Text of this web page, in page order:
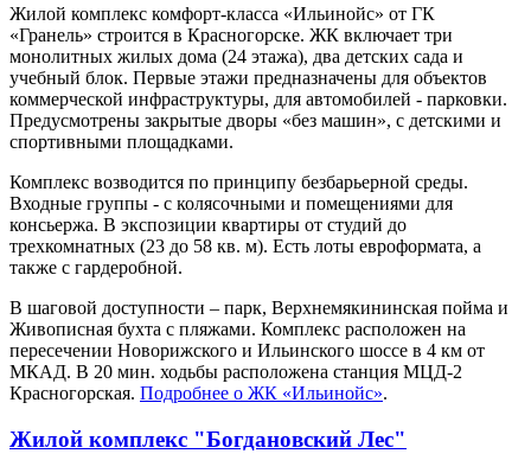
Жилой комплекс комфорт-класса «Ильинойс» от ГК
«Гранель» строится в Красногорске. ЖК включает три
монолитных жилых дома (24 этажа), два детских сада и
учебный блок. Первые этажи предназначены для объектов
коммерческой инфраструктуры, для автомобилей - парковки.
Предусмотрены закрытые дворы «без машин», с детскими и
спортивными площадками.
Комплекс возводится по принципу безбарьерной среды.
Входные группы - с колясочными и помещениями для
консьержа. В экспозиции квартиры от студий до
трехкомнатных (23 до 58 кв. м). Есть лоты евроформата, а
также с гардеробной.
В шаговой доступности – парк, Верхнемякининская пойма и
Живописная бухта с пляжами. Комплекс расположен на
пересечении Новорижского и Ильинского шоссе в 4 км от
МКАД. В 20 мин. ходьбы расположена станция МЦД-2
Красногорская. Подробнее о ЖК «Ильинойс».
Жилой комплекс "Богдановский Лес"